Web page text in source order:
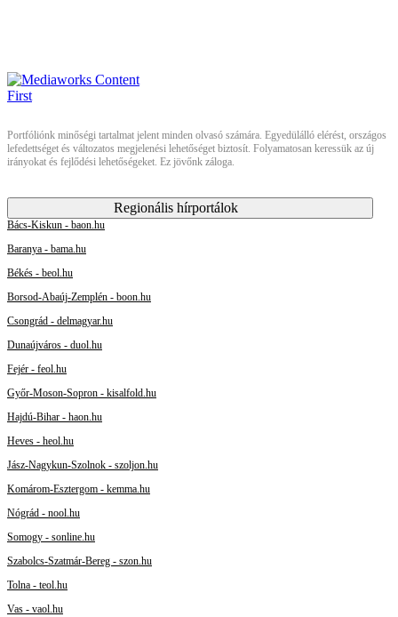
Portfóliónk minőségi tartalmat jelent minden olvasó számára. Egyedülálló elérést, országos
lefedettséget és változatos megjelenési lehetőséget biztosít. Folyamatosan keressük az új
irányokat és fejlődési lehetőségeket. Ez jövőnk záloga.
Regionális hírportálok
Bács-Kiskun - baon.hu
Baranya - bama.hu
Békés - beol.hu
Borsod-Abaúj-Zemplén - boon.hu
Csongrád - delmagyar.hu
Dunaújváros - duol.hu
Fejér - feol.hu
Győr-Moson-Sopron - kisalfold.hu
Hajdú-Bihar - haon.hu
Heves - heol.hu
Jász-Nagykun-Szolnok - szoljon.hu
Komárom-Esztergom - kemma.hu
Nógrád - nool.hu
Somogy - sonline.hu
Szabolcs-Szatmár-Bereg - szon.hu
Tolna - teol.hu
Vas - vaol.hu